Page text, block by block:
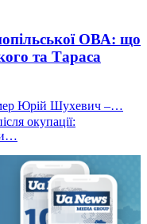
ОВА: що
та Тараса
Юрій Шухевич –…
окупації: